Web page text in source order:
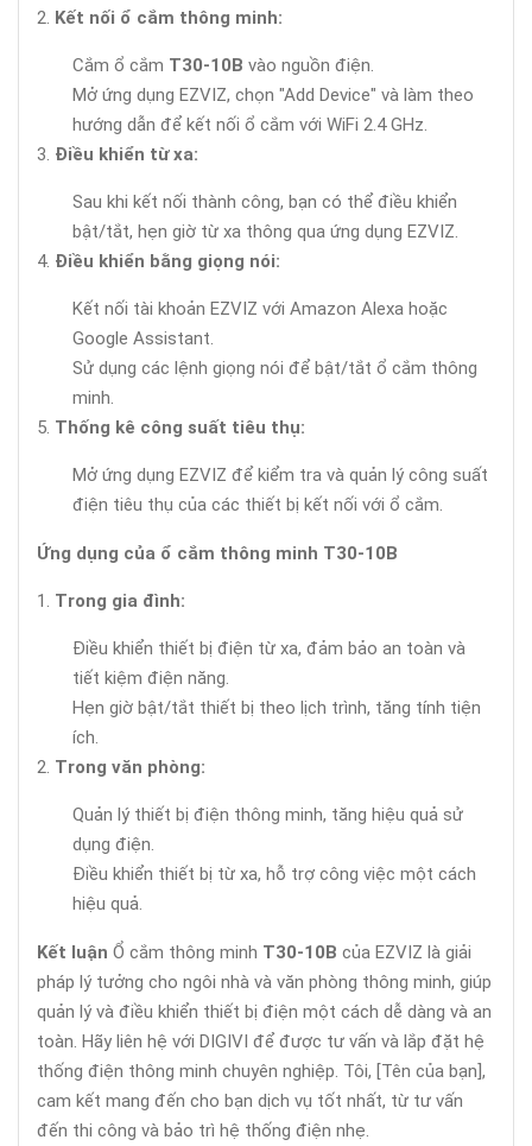
Kết nối ổ cắm thông minh:
Cắm ổ cắm T30-10B vào nguồn điện.
Mở ứng dụng EZVIZ, chọn "Add Device" và làm theo
hướng dẫn để kết nối ổ cắm với WiFi 2.4 GHz.
Điều khiển từ xa:
Sau khi kết nối thành công, bạn có thể điều khiển
bật/tắt, hẹn giờ từ xa thông qua ứng dụng EZVIZ.
Điều khiển bằng giọng nói:
Kết nối tài khoản EZVIZ với Amazon Alexa hoặc
Google Assistant.
Sử dụng các lệnh giọng nói để bật/tắt ổ cắm thông
minh.
Thống kê công suất tiêu thụ:
Mở ứng dụng EZVIZ để kiểm tra và quản lý công suất
điện tiêu thụ của các thiết bị kết nối với ổ cắm.
Ứng dụng của ổ cắm thông minh T30-10B
Trong gia đình:
Điều khiển thiết bị điện từ xa, đảm bảo an toàn và
tiết kiệm điện năng.
Hẹn giờ bật/tắt thiết bị theo lịch trình, tăng tính tiện
ích.
Trong văn phòng:
Quản lý thiết bị điện thông minh, tăng hiệu quả sử
dụng điện.
Điều khiển thiết bị từ xa, hỗ trợ công việc một cách
hiệu quả.
Kết luận Ổ cắm thông minh T30-10B của EZVIZ là giải
pháp lý tưởng cho ngôi nhà và văn phòng thông minh, giúp
quản lý và điều khiển thiết bị điện một cách dễ dàng và an
toàn. Hãy liên hệ với DIGIVI để được tư vấn và lắp đặt hệ
thống điện thông minh chuyên nghiệp. Tôi, [Tên của bạn],
cam kết mang đến cho bạn dịch vụ tốt nhất, từ tư vấn
đến thi công và bảo trì hệ thống điện nhẹ.